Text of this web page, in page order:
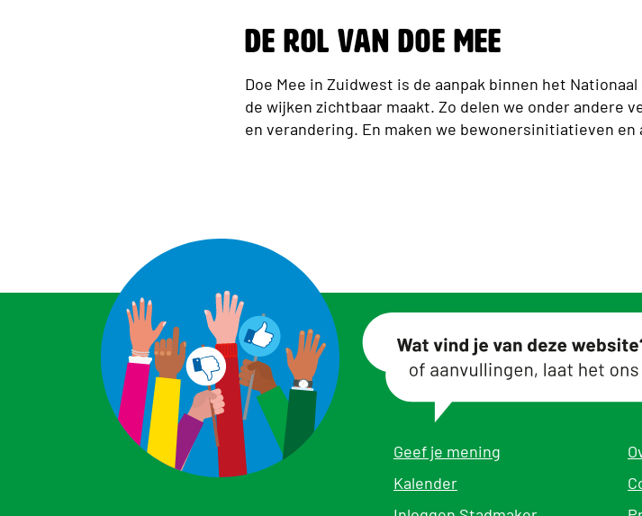
De rol van Doe Mee
Doe Mee in Zuidwest is de aanpak binnen het
de wijken zichtbaar maakt. Zo delen we onder andere
en verandering. En maken we bewonersinitiatieven
Geef je mening
Kalender